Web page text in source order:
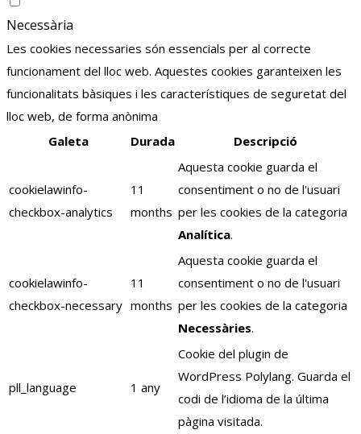
Necessària
Les cookies necessaries són essencials per al correcte
funcionament del lloc web. Aquestes cookies garanteixen les
funcionalitats bàsiques i les característiques de seguretat del
lloc web, de forma anònima
Galeta
Durada Descripció
cookielawinfo-
checkbox-analytics
11
months
Aquesta cookie guarda el
consentiment o no de l'usuari
per les cookies de la categoria
Analítica.
cookielawinfo-
checkbox-necessary
11
months
Aquesta cookie guarda el
consentiment o no de l'usuari
per les cookies de la categoria
Necessàries.
pll_language 1 any
Cookie del plugin de
WordPress Polylang. Guarda el
codi de l’idioma de la última
pàgina visitada.